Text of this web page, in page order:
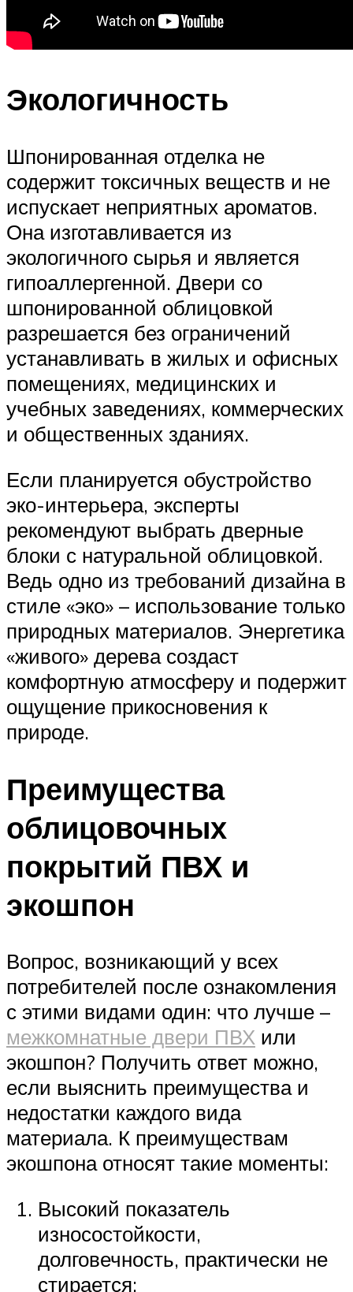
Экологичность
Шпонированная отделка не
содержит токсичных веществ и не
испускает неприятных ароматов.
Она изготавливается из
экологичного сырья и является
гипоаллергенной. Двери со
шпонированной облицовкой
разрешается без ограничений
устанавливать в жилых и офисных
помещениях, медицинских и
учебных заведениях, коммерческих
и общественных зданиях.
Если планируется обустройство
эко-интерьера, эксперты
рекомендуют выбрать дверные
блоки с натуральной облицовкой.
Ведь одно из требований дизайна в
стиле «эко» – использование только
природных материалов. Энергетика
«живого» дерева создаст
комфортную атмосферу и подержит
ощущение прикосновения к
природе.
Преимущества
облицовочных
покрытий ПВХ и
экошпон
Вопрос, возникающий у всех
потребителей после ознакомления
с этими видами один: что лучше –
межкомнатные двери ПВХ или
экошпон? Получить ответ можно,
если выяснить преимущества и
недостатки каждого вида
материала. К преимуществам
экошпона относят такие моменты:
Высокий показатель
износостойкости,
долговечность, практически не
стирается;